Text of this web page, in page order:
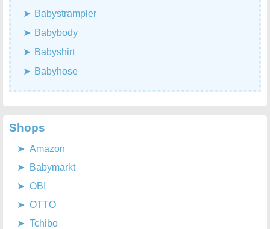
Babystrampler
Babybody
Babyshirt
Babyhose
Shops
Amazon
Babymarkt
OBI
OTTO
Tchibo